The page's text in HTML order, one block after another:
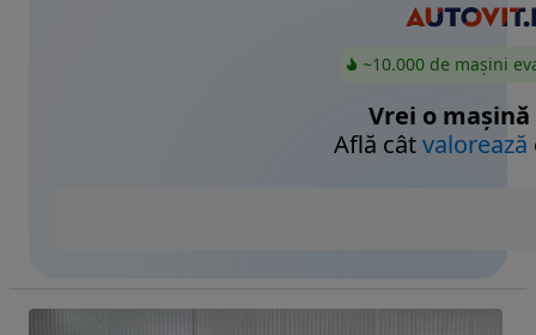
~10.000 de mașini
Vrei o mașină
Află câtvalorează